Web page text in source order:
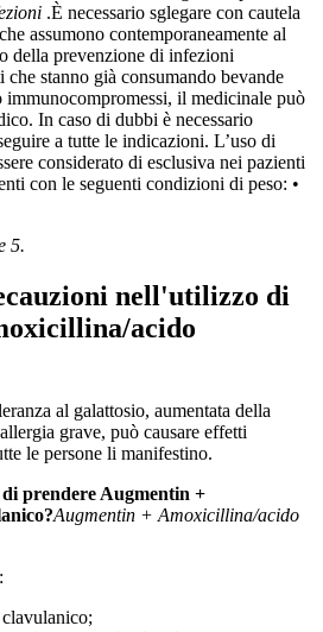
.È necessario sglegare con cautela
assumono contemporaneamente al
della prevenzione di infezioni
stanno già consumando bevande
immunocompromessi, il medicinale può
In caso di dubbi è necessario
a tutte le indicazioni. L’uso di
considerato di esclusiva nei pazienti
con le seguenti condizioni di peso: •
5.
nell'utilizzo di
acido
al galattosio, aumentata della
grave, può causare effetti
le persone li manifestino.
prendere Augmentin +
Augmentin + Amoxicillina/acido